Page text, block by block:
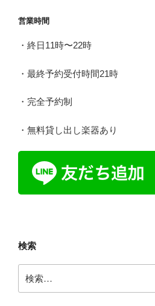
ン
営業時間
・終日11時〜22時
・最終予約受付時間21時
・完全予約制
・無料貸し出し楽器あり
検索
索: